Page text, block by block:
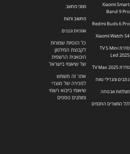
Xiaomi Smart
Band 9 Pro
Redmi Buds 6 Pro
Xiaomi Watch S4
סדרת TV S Mini
Led 2025
סדרת TV Max 2025
נתבים ומגדילי טווח
מצלמות אבטחה
לכל המוצרים החכמים
מסכי מחשב
מחשוב ורשת
אוזניות ונגנים
כל הזכויות שמורות
לקבוצת המילטון
היבואנית הרשמית
של שיאומי בישראל
אתר זה משמש
למכירה של מוצרי
שיאומי בייבוא רשמי
ומותגים נוספים